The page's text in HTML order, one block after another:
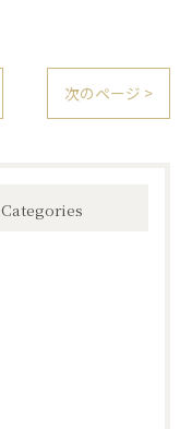
次のページ >
Categories